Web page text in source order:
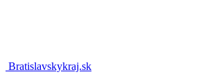
Bratislavskykraj.sk